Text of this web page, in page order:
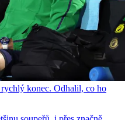
konec. Odhalil, co ho